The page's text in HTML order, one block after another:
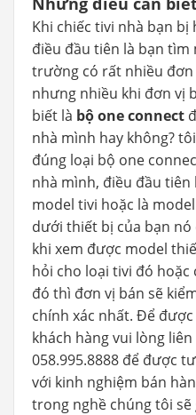
Khi chiếc tivi nhà bạn
điều đầu tiên là bạn
trường có rất nhiều
nhưng nhiều khi đơn vị
biết là bộ one connect
nhà mình hay không?
đúng loại bộ one
nhà mình, điều đầu tiên
model tivi hoặc là
dưới thiết bị của bạn
khi xem được model
hỏi cho loại tivi đó
đó thì đơn vị bán sẽ
chính xác nhất. Để
khách hàng vui lòng
058.995.8888 để được
với kinh nghiệm bán
trong nghề chúng tôi